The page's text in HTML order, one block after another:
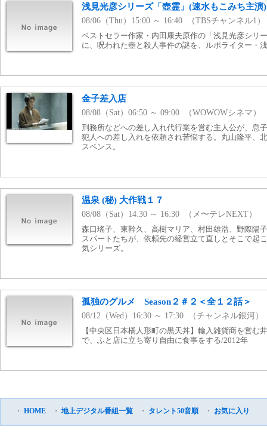
浅見光彦シリーズ「壺霊」(速水もこみち主演)
08/06（Thu）15:00 ～ 16:40 （TBSチャンネル1）
ベストセラー作家・内田康夫原作の「浅見光彦シリ
に、呪われた壺と殺人事件の謎を、ルポライター・
金子差入店
08/08（Sat）06:50 ～ 09:00 （WOWOWシネマ）
刑務所などへの差し入れ代行業を営む主人公が、息
犯人への差し入れを依頼され苦悩する。丸山隆平、
スペンス。
温泉 (秘) 大作戦１７
08/08（Sat）14:30 ～ 16:30 （メ〜テレNEXT）
森口瑤子、東幹久、高樹マリア、村田雄浩、野際陽
スパートたちが、依頼先の経営立て直しとそこで起
気シリーズ。
孤独のグルメ Season２＃２＜全１２話＞
08/12（Wed）16:30 ～ 17:30 （チャンネル銀河）
【中央区日本橋人形町の黒天丼】輸入雑貨商を営む
で、ふと店に立ち寄り自由に食事をする/2012年
・ HOME ・ 地上デジタル番組一覧 ・ タレント50音順 ・ お気に入り